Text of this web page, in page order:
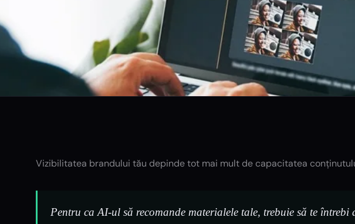
Vizibilitatea brandului tău depinde tot mai mult de capacitatea
Pentru ca AI-ul să recomande materialele tale, trebuie să te